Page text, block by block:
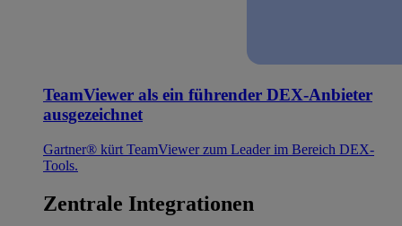
TeamViewer als ein führender DEX-Anbieter
ausgezeichnet
Gartner® kürt TeamViewer zum Leader im Bereich DEX-
Tools.
Zentrale Integrationen